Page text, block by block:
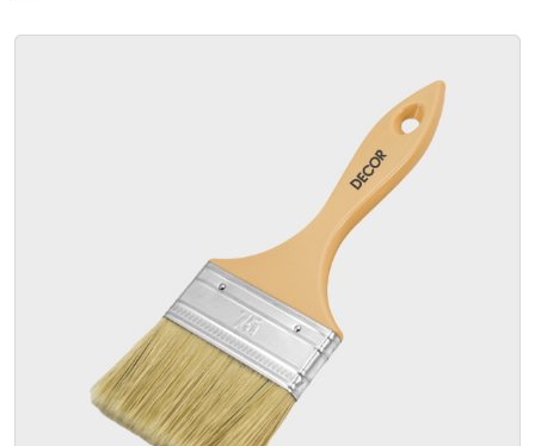
Изоляционные материалы
Интерьер и отделка
Лакокрасочные материалы
Клеи, жидкие гвозди
Обои